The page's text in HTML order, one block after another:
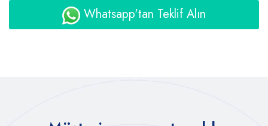
Whatsapp'tan Teklif Alın